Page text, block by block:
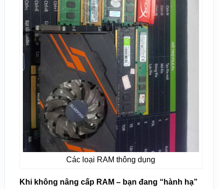
Các loại RAM thông dụng
Khi không nâng cấp RAM – bạn đang “hành hạ”